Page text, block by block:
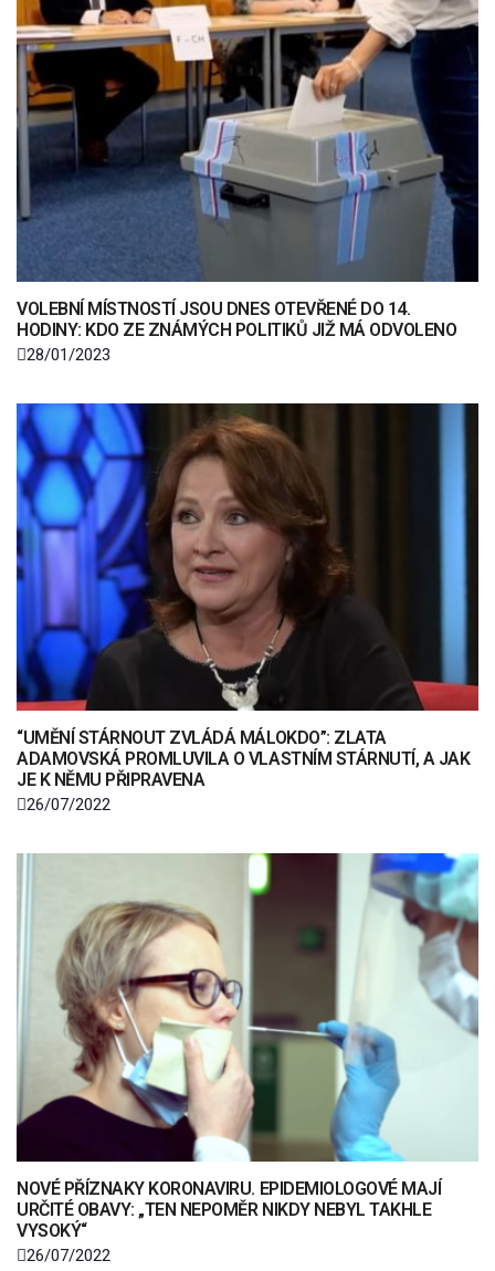
VOLEBNÍ MÍSTNOSTÍ JSOU DNES OTEVŘENÉ DO 14.
HODINY: KDO ZE ZNÁMÝCH POLITIKŮ JIŽ MÁ ODVOLENO
28/01/2023
“UMĚNÍ STÁRNOUT ZVLÁDÁ MÁLOKDO”: ZLATA
ADAMOVSKÁ PROMLUVILA O VLASTNÍM STÁRNUTÍ, A JAK
JE K NĚMU PŘIPRAVENA
26/07/2022
NOVÉ PŘÍZNAKY KORONAVIRU. EPIDEMIOLOGOVÉ MAJÍ
URČITÉ OBAVY: „TEN NEPOMĚR NIKDY NEBYL TAKHLE
VYSOKÝ“
26/07/2022